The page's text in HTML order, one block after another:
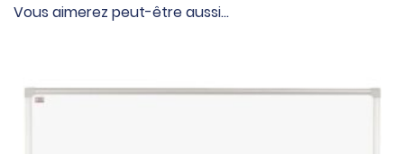
Vous aimerez peut-être aussi…